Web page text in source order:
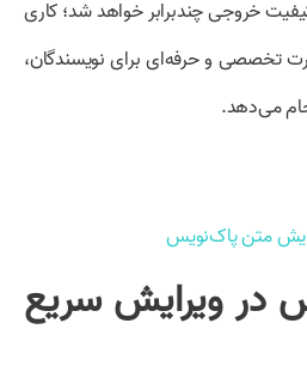
خروجی چندبرابر خواهد شد؛ کاری
تخصصی و حرفه‌ای برای نویسندگان،
می‌دهد.
متن پاک‌نویس
در ویرایش سریع